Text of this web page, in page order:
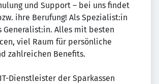
und Support – bei uns findet
ihre Berufung! Als Spezialist:in
Generalist:in. Alles mit besten
viel Raum für persönliche
zahlreichen Benefits.
Dienstleister der Sparkassen